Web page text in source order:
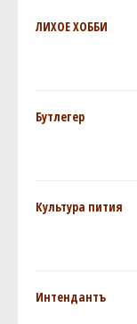
ЛИХОЕ ХОББИ
Бутлегер
Культура пития
Интендантъ